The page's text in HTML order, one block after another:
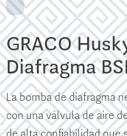
GRACO
Diafragma
La bomba de diafragma
con una válvula de aire